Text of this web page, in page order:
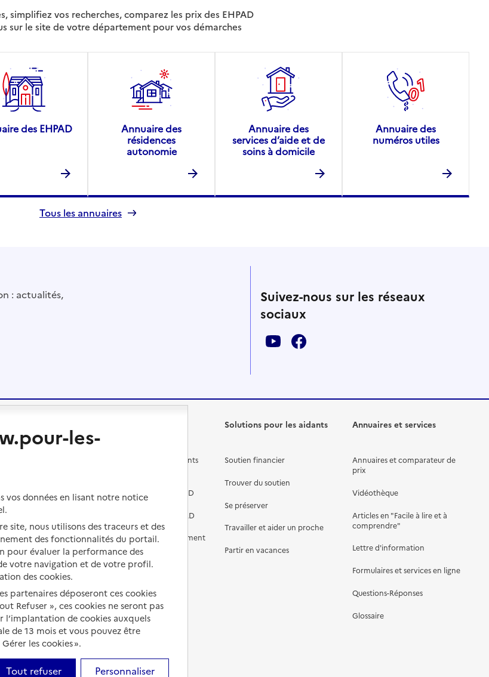
simplifiez vos recherches, comparez les prix des EHPAD
sur le site de votre département pour vos démarches
des EHPAD
Annuaire des
résidences
autonomie
Annuaire des
services d’aide et de
soins à domicile
Annuaire des
numéros utiles
Tous les annuaires
: actualités,
Suivez-nous sur les réseaux
sociaux
seniors
un proche
familial
de logement
Les différents établissements
Préparer l'entrée en EHPAD
Aides financières en EHPAD
Prévention, accompagnement
et soins
Comprendre les prix en
Droits en EHPAD
Fin de vie en EHPAD
Solutions pour les aidants
Soutien financier
Trouver du soutien
Se préserver
Travailler et aider un proche
Partir en vacances
Annuaires et services
Annuaires et comparateur de
prix
Vidéothèque
Articles en "Facile à lire et à
comprendre"
Lettre d'information
Formulaires et services en ligne
Questions-Réponses
Glossaire
les-
vos données en lisant notre notice
site, nous utilisons des traceurs et des
des fonctionnalités du portail.
pour évaluer la performance des
votre navigation et de votre profil.
des cookies.
partenaires déposeront ces cookies
Refuser », ces cookies ne seront pas
l’implantation de cookies auxquels
de 13 mois et vous pouvez être
les cookies ».
Tout refuser Personnaliser